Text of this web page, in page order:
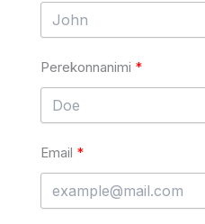
Perekonnanimi
Email